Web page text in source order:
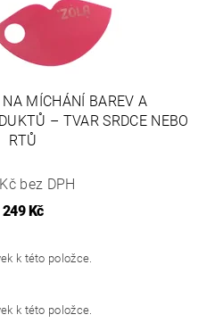
MÍCHÁNÍ BAREV A
– TVAR SRDCE NEBO
RTŮ
bez DPH
249 Kč
k této položce.
k této položce.